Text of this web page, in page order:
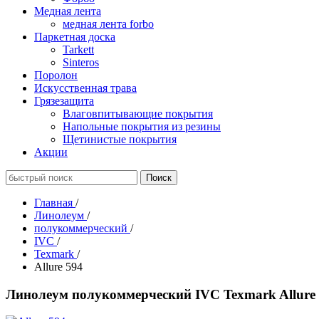
Медная лента
медная лента forbo
Паркетная доска
Tarkett
Sinteros
Поролон
Искусственная трава
Грязезащита
Влаговпитывающие покрытия
Напольные покрытия из резины
Щетинистые покрытия
Акции
Главная /
Линолеум /
полукоммерческий /
IVC /
Texmark /
Allure 594
Линолеум полукоммерческий IVC Texmark Allure